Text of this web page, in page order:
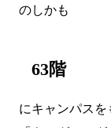
のしかも
63階
にキャンパス